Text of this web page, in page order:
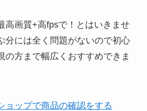
高画質+高fpsで！とはいきませ
分には全く問題がないので初心
の方まで幅広くおすすめできま
ョップで商品の確認をする